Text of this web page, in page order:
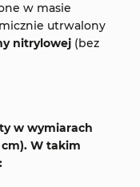
w masie
utrwalony
nitrylowej (bez
w wymiarach
W takim